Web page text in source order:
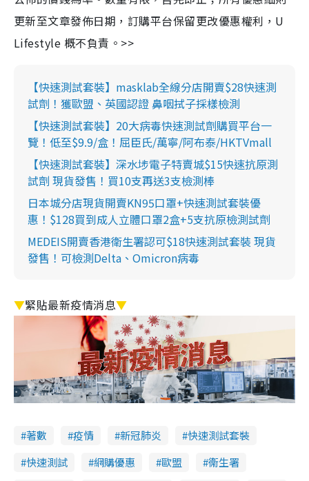
更新至文章發佈日期，訂購平台保留更改優惠權利，U
Lifestyle 概不負責。>>
【快速測試套裝】masklab全線分店開賣$28快速測
試劑！獲歐盟、英國認證 鼻咽拭子採樣檢測
【快速測試套裝】20大病毒快速測試劑購買平台一
覽！低至$9.9/盒！屈臣氏/萬寧/阿布泰/HKTVmall
【快速測試套裝】深水埗電子特賣城$15快速抗原測
試劑 現貨發售！買10支再送3支檢測棒
日本城分店現貨開賣KN95口罩+快速測試套裝優
惠！$128買到成人立體口罩2盒+5支抗原檢測試劑
MEDEIS開賣香港衛生署認可$18快速測試套裝 現貨
發售！可檢測Delta、Omicron病毒
▼緊貼最新疫情消息▼
著數 疫情 新冠肺炎
快速測試套裝
快速測試
網購優惠 歐盟
衞生署